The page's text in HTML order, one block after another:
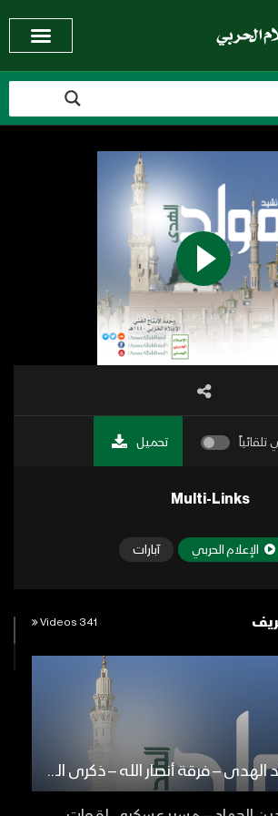
تلقائياً تحميل
Multi-Links
الإعلام الحربي آبارات
341 Videos
نشيد مولد الهدى – فرقة أنصار الله – ذكرى المولد النبوي الشريف